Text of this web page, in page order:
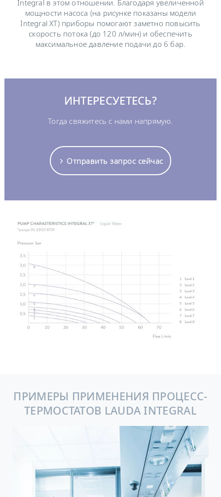
Integral в этом отношении. Благодаря увеличенной
мощности насоса (на рисунке показаны модели
Integral XT) приборы помогают заметно повысить
скорость потока (до 120 л/мин) и обеспечить
максимальное давление подачи до 6 бар.
ИНТЕРЕСУЕТЕСЬ?
Тогда свяжитесь с нами напрямую.
Отправить запрос сейчас
ПРИМЕРЫ ПРИМЕНЕНИЯ ПРОЦЕСС-
ТЕРМОСТАТОВ LAUDA INTEGRAL